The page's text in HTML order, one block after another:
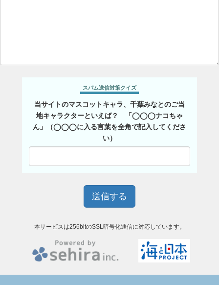
スパム送信対策クイズ
当サイトのマスコットキャラ、千葉みなとのご当
地キャラクターといえば？ 「◯◯◯ナコちゃ
ん」（◯◯◯に入る言葉を全角で記入してくださ
い）
本サービスは256bitのSSL暗号化通信に対応しています。